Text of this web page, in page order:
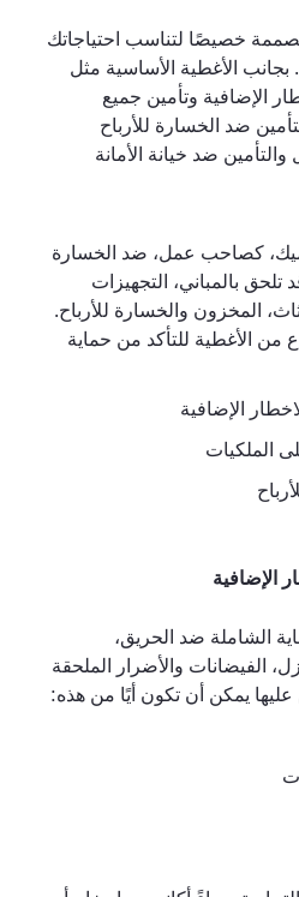
خصيصًا لتناسب احتياجاتك
الأغطية الأساسية مثل
الإضافية وتأمين جميع
ضد الخسارة للأرباح
والتأمين ضد خيانة الأمانة
كصاحب عمل، ضد الخسارة
تلحق بالمباني، التجهيزات
المخزون والخسارة للأرباح.
من الأغطية للتأكد من حماية
الإضافية
الملكيات
الإضافية
الشاملة ضد الحريق،
الفيضانات والأضرار الملحقة
عليها يمكن أن تكون أيًا من هذه: